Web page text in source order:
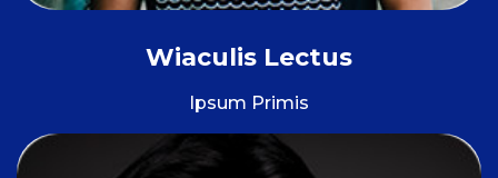
Wiaculis Lectus
Ipsum Primis